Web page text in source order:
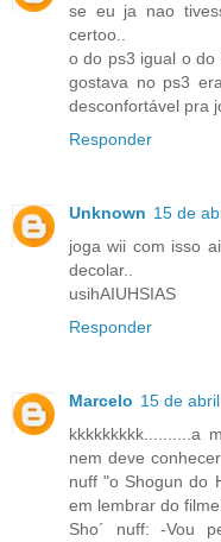
se eu ja nao
certoo..
o do ps3 igual o do
gostava no ps3
desconfortável pra
Responder
Unknown 15 de
joga wii com isso
decolar..
usihAIUHSIAS
Responder
Marcelo 15 de
kkkkkkkkk..........a
nem deve
nuff "o Shogun do
em lembrar do
Sho´ nuff: -Vou